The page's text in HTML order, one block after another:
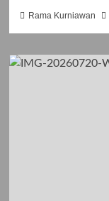
Rama Kurniawan